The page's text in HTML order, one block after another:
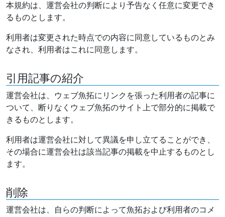
本規約は、運営会社の判断により予告なく任意に変更でき
るものとします。
利用者は変更された時点での内容に同意しているものとみ
なされ、利用者はこれに同意します。
引用記事の紹介
運営会社は、ウェブ魚拓にリンクを張った利用者の記事に
ついて、断りなくウェブ魚拓のサイト上で部分的に掲載で
きるものとします。
利用者は運営会社に対して異議を申し立てることができ、
その場合に運営会社は該当記事の掲載を中止するものとし
ます。
削除
運営会社は、自らの判断によって魚拓および利用者のコメ